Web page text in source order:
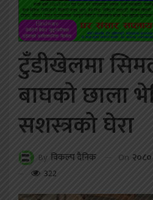
टुँडीखेलमा
बाघको छाला
सशस्त्रको घेरा
By विकल्प दैनिक On
322